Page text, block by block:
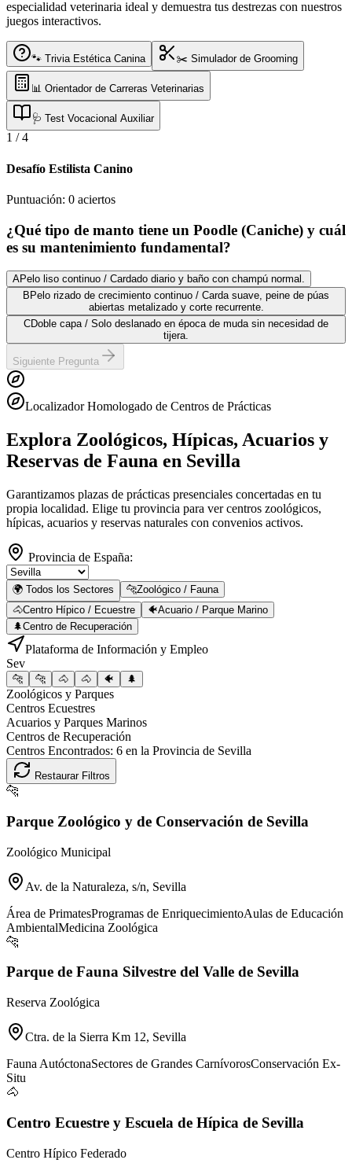
especialidad veterinaria ideal y demuestra tus destrezas con nuestros
juegos interactivos.
🐾 Trivia Estética Canina ✂️ Simulador de Grooming
📊 Orientador de Carreras Veterinarias
🩺 Test Vocacional Auxiliar
1 /4
Desafío Estilista Canino
Puntuación: 0 aciertos
¿Qué tipo de manto tiene un Poodle (Caniche) y cuál
es su mantenimiento fundamental?
APelo liso continuo / Cardado diario y baño con champú normal.
B Pelo rizado de crecimiento continuo / Carda suave, peine de púas
abiertas metalizado y corte recurrente.
CDoble capa / Solo deslanado en época de muda sin necesidad de
tijera.
Siguiente Pregunta
Localizador Homologado de Centros de Prácticas
Explora Zoológicos, Hípicas, Acuarios y
Reservas de Fauna en Sevilla
Garantizamos plazas de prácticas presenciales concertadas en tu
propia localidad. Elige tu provincia para ver centros zoológicos,
hípicas, acuarios y reservas naturales con convenios activos.
Provincia de España:
🌍 Todos los Sectores 🐆Zoológico / Fauna
🐴Centro Hípico / Ecuestre 🐠Acuario / Parque Marino
🌲Centro de Recuperación
Plataforma de Información y Empleo
Sev
🐆 🐆 🐴 🐴 🐠 🌲
Zoológicos y Parques
Centros Ecuestres
Acuarios y Parques Marinos
Centros de Recuperación
Centros Encontrados: 6 en la Provincia de Sevilla
Restaurar Filtros
🐆
Parque Zoológico y de Conservación de Sevilla
Zoológico Municipal
Av. de la Naturaleza, s/n, Sevilla
Área de PrimatesProgramas de EnriquecimientoAulas de Educación
AmbientalMedicina Zoológica
🐆
Parque de Fauna Silvestre del Valle de Sevilla
Reserva Zoológica
Ctra. de la Sierra Km 12, Sevilla
Fauna AutóctonaSectores de Grandes CarnívorosConservación Ex-
Situ
🐴
Centro Ecuestre y Escuela de Hípica de Sevilla
Centro Hípico Federado